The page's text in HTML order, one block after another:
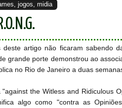
jogos midia
deste artigo não ficaram sabendo
grande porte demonstrou ao
no Rio de Janeiro a duas
"against the Witless and Ridiculous
algo como "contra as